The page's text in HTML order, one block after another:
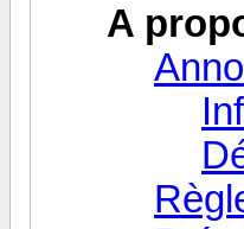
A